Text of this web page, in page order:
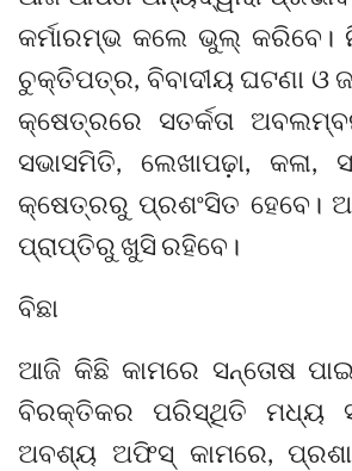
କର୍ମାରମ୍ଭ କଲେ ଭୁଲ୍‌ କରିବେ।
ଚୁକ୍ତିପତ୍ର, ବିବାଦୀୟ ଘଟଣା ଓ
କ୍ଷେତ୍ରରେ ସତର୍କତା
ସଭାସମିତି, ଲେଖାପଢ଼ା, କଳା,
କ୍ଷେତ୍ରରୁ ପ୍ରଶଂସିତ ହେବେ।
ପ୍ରାପ୍ତିରୁ ଖୁସି ରହିବେ।
ବିଛା
ଆଜି କିଛି କାମରେ ସନ୍ତୋଷ
ବିରକ୍ତିକର ପରିସ୍ଥିତି ମଧ୍ୟ
ଅବଶ୍ୟ ଅଫିସ୍‌ କାମରେ,